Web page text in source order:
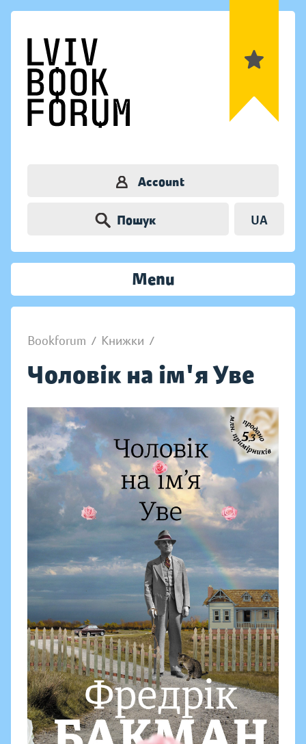
Account
Пошук UA
Menu
Bookforum / Книжки /
Чоловік на ім'я Уве